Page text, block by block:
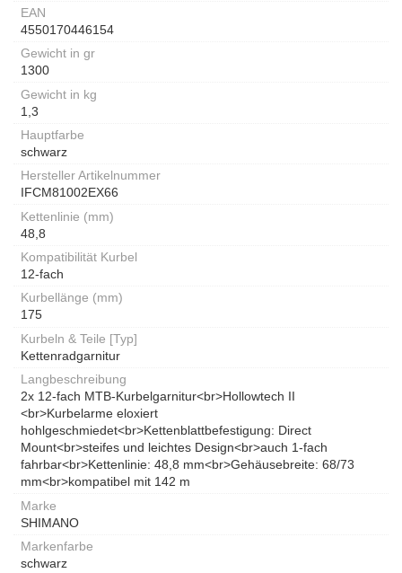
EAN
4550170446154
Gewicht in gr
1300
Gewicht in kg
1,3
Hauptfarbe
schwarz
Hersteller Artikelnummer
IFCM81002EX66
Kettenlinie (mm)
48,8
Kompatibilität Kurbel
12-fach
Kurbellänge (mm)
175
Kurbeln & Teile [Typ]
Kettenradgarnitur
Langbeschreibung
2x 12-fach MTB-Kurbelgarnitur<br>Hollowtech II
<br>Kurbelarme eloxiert
hohlgeschmiedet<br>Kettenblattbefestigung: Direct
Mount<br>steifes und leichtes Design<br>auch 1-fach
fahrbar<br>Kettenlinie: 48,8 mm<br>Gehäusebreite: 68/73
mm<br>kompatibel mit 142 m
Marke
SHIMANO
Markenfarbe
schwarz